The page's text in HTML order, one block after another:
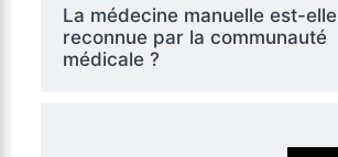
La médecine manuelle est-elle
reconnue par la communauté
médicale ?